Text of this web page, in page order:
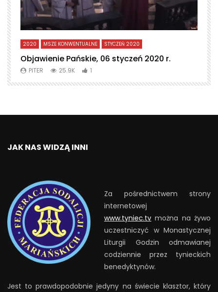
2020 MSZE KONWENTUALNE STYCZEŃ 2020
Objawienie Pańskie, 06 styczeń 2020 r.
PITER 25.9K 1
JAK NAS WIDZĄ INNI
Za pośrednictwem strony
internetowej
www.tyniec.tv można na żywo
uczestniczyć w Monastycznej
Liturgii Godzin odmawianej
codziennie przez tynieckich
benedyktynów.
Jest to prawdopodobnie jedyny na świecie klasztor, który